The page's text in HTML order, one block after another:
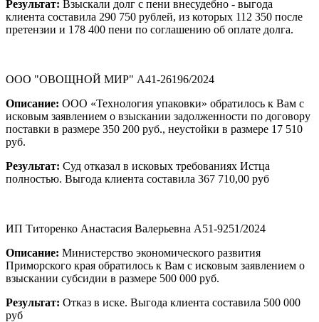
Результат: Взыскали долг с пени внесудебно - выгода
клиента составила 290 750 рублей, из которых 112 350 после
претензии и 178 400 пени по соглашению об оплате долга.
ООО "ОВОЩНОЙ МИР" А41-26196/2024
Описание: ООО «Технология упаковки» обратилось к Вам с
исковым заявлением о взыскании задолженности по договору
поставки в размере 350 200 руб., неустойки в размере 17 510
руб.
Результат: Суд отказал в исковых требованиях Истца
полностью. Выгода клиента составила 367 710,00 руб
ИП Титоренко Анастасия Валерьевна А51-9251/2024
Описание: Министерство экономического развития
Приморского края обратилось к Вам с исковым заявлением о
взыскании субсидии в размере 500 000 руб.
Результат: Отказ в иске. Выгода клиента составила 500 000
руб